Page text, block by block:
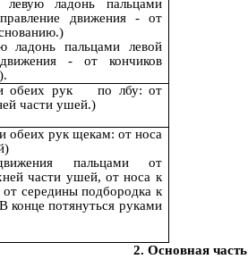
левую ладонь пальцами
движения - от
ладонь пальцами левой
- от кончиков
обеих рук по лбу: от
части ушей.)
обеих рук щекам: от носа
пальцами от
части ушей, от носа к
середины подбородка к
конце потянуться руками
2. Основная часть